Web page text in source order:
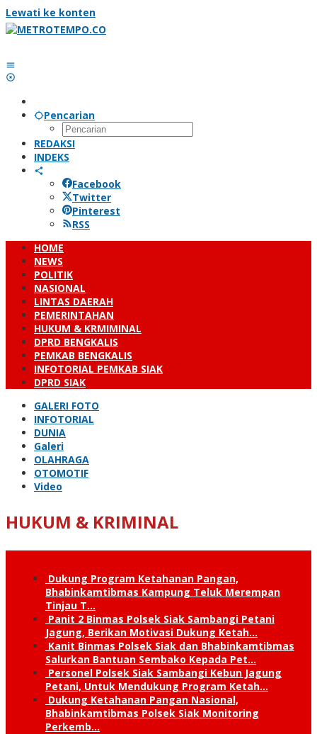
Lewati ke konten
Pencarian
REDAKSI
INDEKS
Facebook
Twitter
Pinterest
RSS
HOME
NEWS
POLITIK
NASIONAL
LINTAS DAERAH
PEMERINTAHAN
HUKUM & KRMIMINAL
DPRD BENGKALIS
PEMKAB BENGKALIS
INFOTORIAL PEMKAB SIAK
DPRD SIAK
GALERI FOTO
INFOTORIAL
DUNIA
Galeri
OLAHRAGA
OTOMOTIF
Video
HUKUM & KRIMINAL
Dukung Program Ketahanan Pangan,
Bhabinkamtibmas Kampung Teluk Merempan
Tinjau T…
Panit 2 Binmas Polsek Siak Sambangi Petani
Jagung, Berikan Motivasi Dukung Ketah…
Kanit Binmas Polsek Siak dan Bhabinkamtibmas
Salurkan Bantuan Sembako Kepada Pet…
Personel Polsek Siak Sambangi Kebun Jagung
Petani, Untuk Mendukung Program Ketah…
Dukung Ketahanan Pangan Nasional,
Bhabinkamtibmas Polsek Siak Monitoring
Perkemb…